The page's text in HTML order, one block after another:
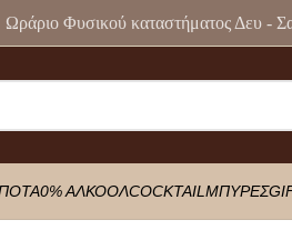
Ωράριο Φυσικού καταστήματος Δευ -
0% ΑΛΚΟΟΛCOCKTAIL ΜΠΥΡΕΣ